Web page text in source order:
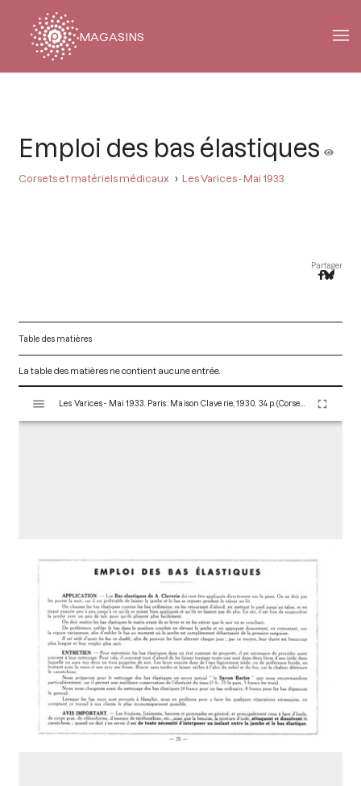
MAGASINS
Emploi des bas élastiques
Corsets et matériels médicaux Les Varices - Mai 1933
Partager
Table des matières
La table des matières ne contient aucune entrée.
s